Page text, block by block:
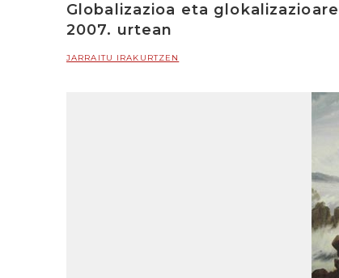
Globalizazioa eta
2007. urtean
JARRAITU IRAKURTZEN